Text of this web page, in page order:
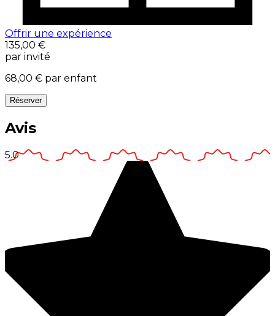
Offrir une expérience
135,00 €
par invité
68,00 € par enfant
Réserver
Avis
5.0